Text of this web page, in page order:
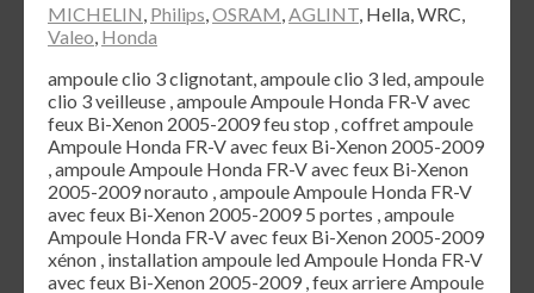
MICHELIN, Philips,OSRAM,AGLINT, Hella, WRC,
Valeo, Honda
ampoule clio 3 clignotant, ampoule clio 3 led, ampoule
clio 3 veilleuse , ampoule Ampoule Honda FR-V avec
feux Bi-Xenon 2005-2009 feu stop , coffret ampoule
Ampoule Honda FR-V avec feux Bi-Xenon 2005-2009
, ampoule Ampoule Honda FR-V avec feux Bi-Xenon
2005-2009 norauto , ampoule Ampoule Honda FR-V
avec feux Bi-Xenon 2005-2009 5 portes , ampoule
Ampoule Honda FR-V avec feux Bi-Xenon 2005-2009
xénon , installation ampoule led Ampoule Honda FR-V
avec feux Bi-Xenon 2005-2009 , feux arriere Ampoule